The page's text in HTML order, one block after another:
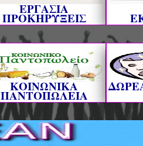
ΕΡΓΑΣΙΑ
ΠΡΟΚΗΡΥΞΕΙΣ
ΚΟΙΝΩΝΙΚΑ
ΠΑΝΤΟΠΩΛΕΙΑ